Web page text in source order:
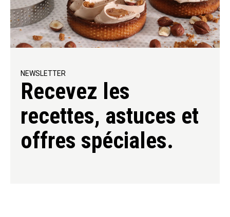
NEWSLETTER
Recevez les
recettes, astuces et
offres spéciales.